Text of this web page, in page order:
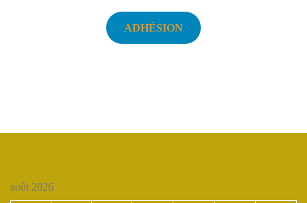
ADHÉSION
août 2026